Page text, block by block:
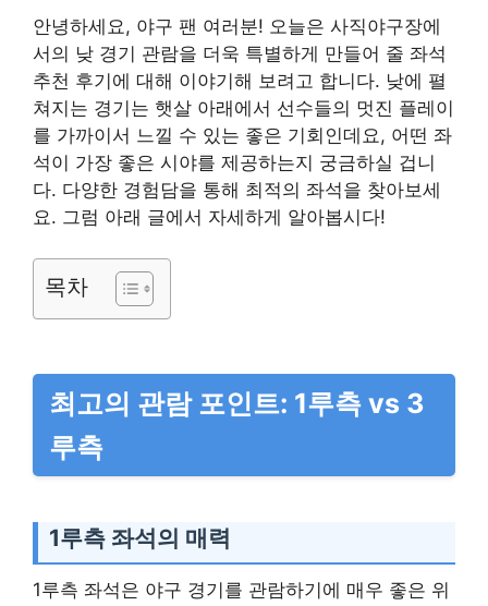
안녕하세요, 야구 팬 여러분! 오늘은 사직야구장에
서의 낮 경기 관람을 더욱 특별하게 만들어 줄 좌석
추천 후기에 대해 이야기해 보려고 합니다. 낮에 펼
쳐지는 경기는 햇살 아래에서 선수들의 멋진 플레이
를 가까이서 느낄 수 있는 좋은 기회인데요, 어떤 좌
석이 가장 좋은 시야를 제공하는지 궁금하실 겁니
다. 다양한 경험담을 통해 최적의 좌석을 찾아보세
요. 그럼 아래 글에서 자세하게 알아봅시다!
목차
최고의 관람 포인트: 1루측 vs 3
루측
1루측 좌석의 매력
1루측 좌석은 야구 경기를 관람하기에 매우 좋은 위